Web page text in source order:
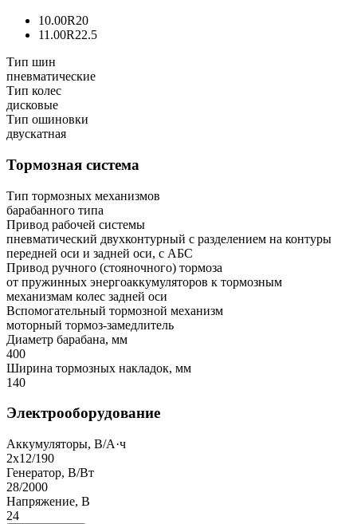
10.00R20
11.00R22.5
Тип шин
пневматические
Тип колес
дисковые
Тип ошиновки
двускатная
Тормозная система
Тип тормозных механизмов
барабанного типа
Привод рабочей системы
пневматический двухконтурный с разделением на контуры
передней оси и задней оси, с АБС
Привод ручного (стояночного) тормоза
от пружинных энергоаккумуляторов к тормозным
механизмам колес задней оси
Вспомогательный тормозной механизм
моторный тормоз-замедлитель
Диаметр барабана, мм
400
Ширина тормозных накладок, мм
140
Электрооборудование
Аккумуляторы, В/А·ч
2х12/190
Генератор, В/Вт
28/2000
Напряжение, B
24